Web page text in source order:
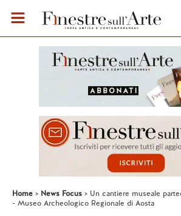
Home News Focus
Un cantiere museale
- Museo Archeologico Regionale di Aosta